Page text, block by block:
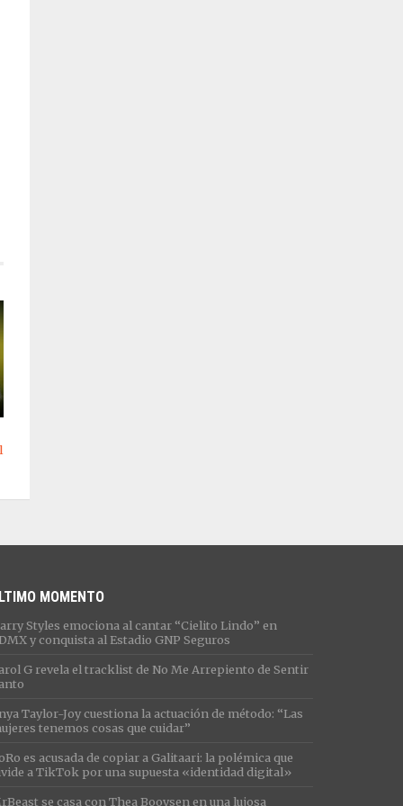
MOMENTO
Styles emociona al cantar “Cielito Lindo” en
y conquista al Estadio GNP Seguros
G revela el tracklist de No Me Arrepiento de Sentir
Taylor-Joy cuestiona la actuación de método: “Las
tenemos cosas que cuidar”
es acusada de copiar a Galitaari: la polémica que
a TikTok por una supuesta «identidad digital»
se casa con Thea Booysen en una lujosa